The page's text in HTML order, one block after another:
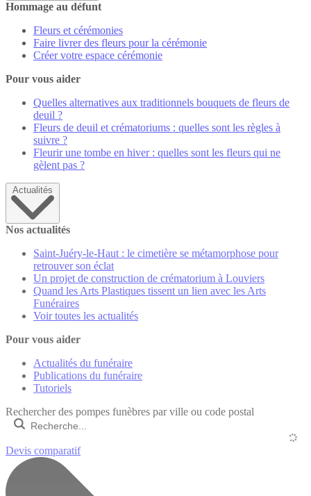
Hommage au défunt
Fleurs et cérémonies
Faire livrer des fleurs pour la cérémonie
Créer votre espace cérémonie
Pour vous aider
Quelles alternatives aux traditionnels bouquets de fleurs de
deuil ?
Fleurs de deuil et crématoriums : quelles sont les règles à
suivre ?
Fleurir une tombe en hiver : quelles sont les fleurs qui ne
gèlent pas ?
Actualités
Nos actualités
Saint-Juéry-le-Haut : le cimetière se métamorphose pour
retrouver son éclat
Un projet de construction de crématorium à Louviers
Quand les Arts Plastiques tissent un lien avec les Arts
Funéraires
Voir toutes les actualités
Pour vous aider
Actualités du funéraire
Publications du funéraire
Tutoriels
Rechercher des pompes funèbres par ville ou code postal
Devis comparatif